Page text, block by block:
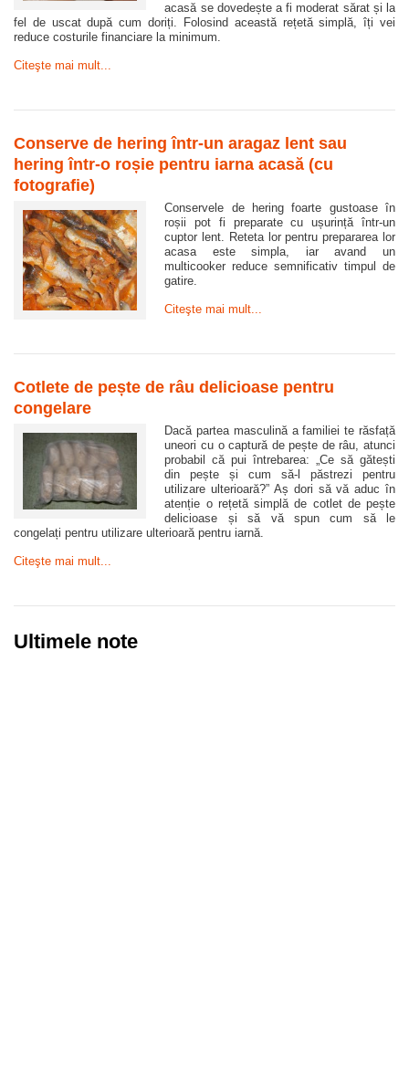
acasă se dovedește a fi moderat sărat și la
fel de uscat după cum doriți. Folosind această rețetă simplă, îți vei
reduce costurile financiare la minimum.
Citeşte mai mult...
Conserve de hering într-un aragaz lent sau
hering într-o roșie pentru iarna acasă (cu
fotografie)
Conservele de hering foarte gustoase în
roșii pot fi preparate cu ușurință într-un
cuptor lent. Reteta lor pentru prepararea lor
acasa este simpla, iar avand un
multicooker reduce semnificativ timpul de
gatire.
Citeşte mai mult...
Cotlete de pește de râu delicioase pentru
congelare
Dacă partea masculină a familiei te răsfață
uneori cu o captură de pește de râu, atunci
probabil că pui întrebarea: „Ce să gătești
din pește și cum să-l păstrezi pentru
utilizare ulterioară?” Aș dori să vă aduc în
atenție o rețetă simplă de cotlet de pește
delicioase și să vă spun cum să le
congelați pentru utilizare ulterioară pentru iarnă.
Citeşte mai mult...
Ultimele note